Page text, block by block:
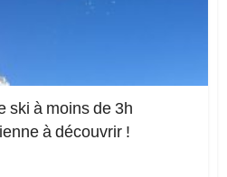
ski à moins de 3h
à découvrir !